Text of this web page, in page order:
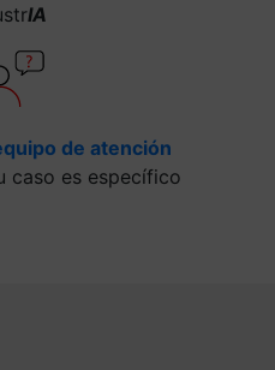
IA
de atención
caso es específico